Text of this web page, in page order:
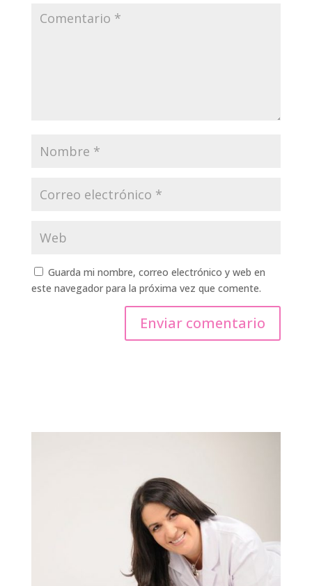
Guarda mi nombre, correo electrónico y web en
este navegador para la próxima vez que comente.